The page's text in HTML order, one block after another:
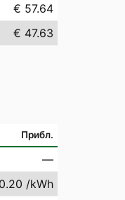
€ 57.64
€ 47.63
Прибл.
—
/kWh